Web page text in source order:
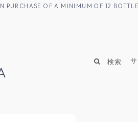
PURCHASE OF A MINIMUM OF 12
検索